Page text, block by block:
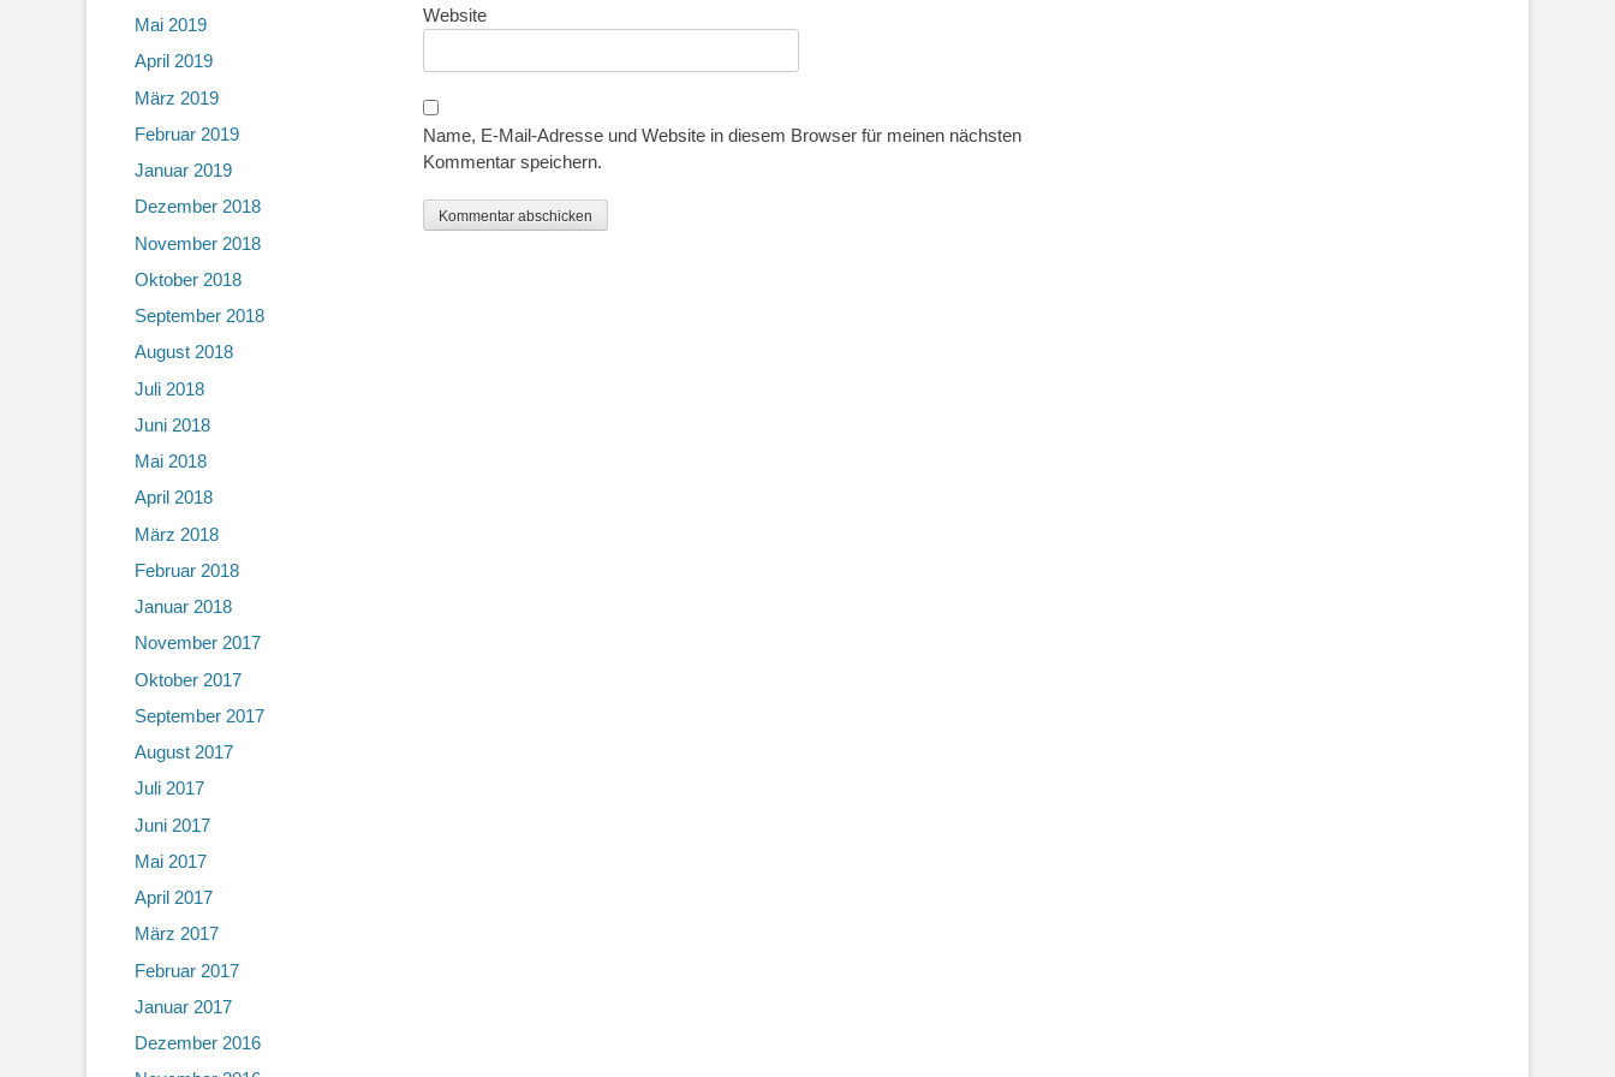
Website
Name, E-Mail-Adresse und Website in diesem Browser für meinen nächsten
Kommentar speichern.
Mai 2019
April 2019
März 2019
Februar 2019
Januar 2019
Dezember 2018
November 2018
Oktober 2018
September 2018
August 2018
Juli 2018
Juni 2018
Mai 2018
April 2018
März 2018
Februar 2018
Januar 2018
November 2017
Oktober 2017
September 2017
August 2017
Juli 2017
Juni 2017
Mai 2017
April 2017
März 2017
Februar 2017
Januar 2017
Dezember 2016